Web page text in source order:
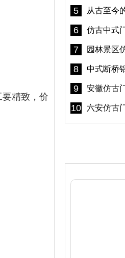
精致，价
5
6
7
8
9
10